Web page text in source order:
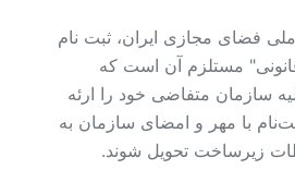
فضای مجازی ایران، ثبت نام
مستلزم آن است که
سازمان متفاضی خود را ارئه
با مهر و امضای سازمان به
زیرساخت تحویل شوند.